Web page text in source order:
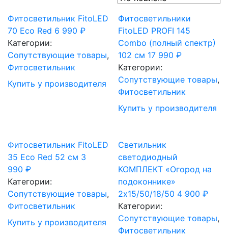
Фитосветильник FitoLED
70 Eco Red 6 990 ₽
Категории:
Сопутствующие товары,
Фитосветильник
Купить у производителя
Фитосветильники
FitoLED PROFI 145
Combo (полный спектр)
102 см 17 990₽
Категории:
Сопутствующие товары,
Фитосветильник
Купить у производителя
Фитосветильник FitoLED
35 Eco Red 52 см 3
990 ₽
Категории:
Сопутствующие товары,
Фитосветильник
Купить у производителя
Светильник
светодиодный
КОМПЛЕКТ «Огород на
подоконнике»
2х15/50/18/50 4 900₽
Категории:
Сопутствующие товары,
Фитосветильник